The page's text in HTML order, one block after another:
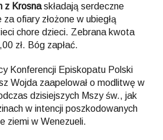
z Krosnaskładają serdeczne
ofiary złożone w ubiegłą
chore dzieci. Zebrana kwota
zł. Bóg zapłać.
Konferencji Episkopatu Polski
Wojda zaapelował o modlitwę w
dzisiejszych Mszy św., jak
w intencji poszkodowanych
ziemi w Wenezueli.